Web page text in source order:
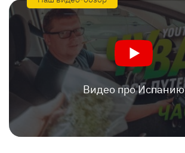
Видео про Испанию